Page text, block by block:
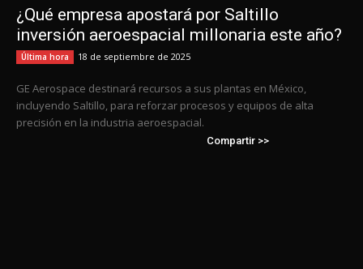
¿Qué empresa apostará por Saltillo
inversión aeroespacial millonaria este año?
Última hora 18 de septiembre de 2025
GE Aerospace destinará recursos a sus plantas en México,
incluyendo Saltillo, para reforzar procesos y equipos de alta
precisión en la industria aeroespacial.
Compartir >>